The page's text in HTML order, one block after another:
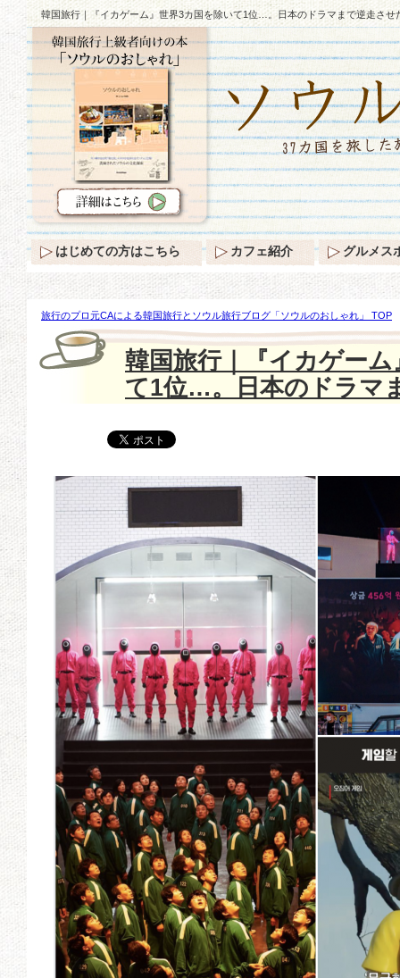
韓国旅行｜『イカゲーム』世界3カ国を除いて1位…。日本のドラマまで逆走させ
旅行のプロ元CAによる韓国旅行とソウル旅行ブログ「ソウルのおしゃれ」 TOP
『イカゲーム』世界3カ国を除いて1位…。日本のドラマまで逆走させた♪
韓国旅行｜『イカゲー
て1位…。日本のドラマ
はじめての方はこちら カフェ紹介 グルメス